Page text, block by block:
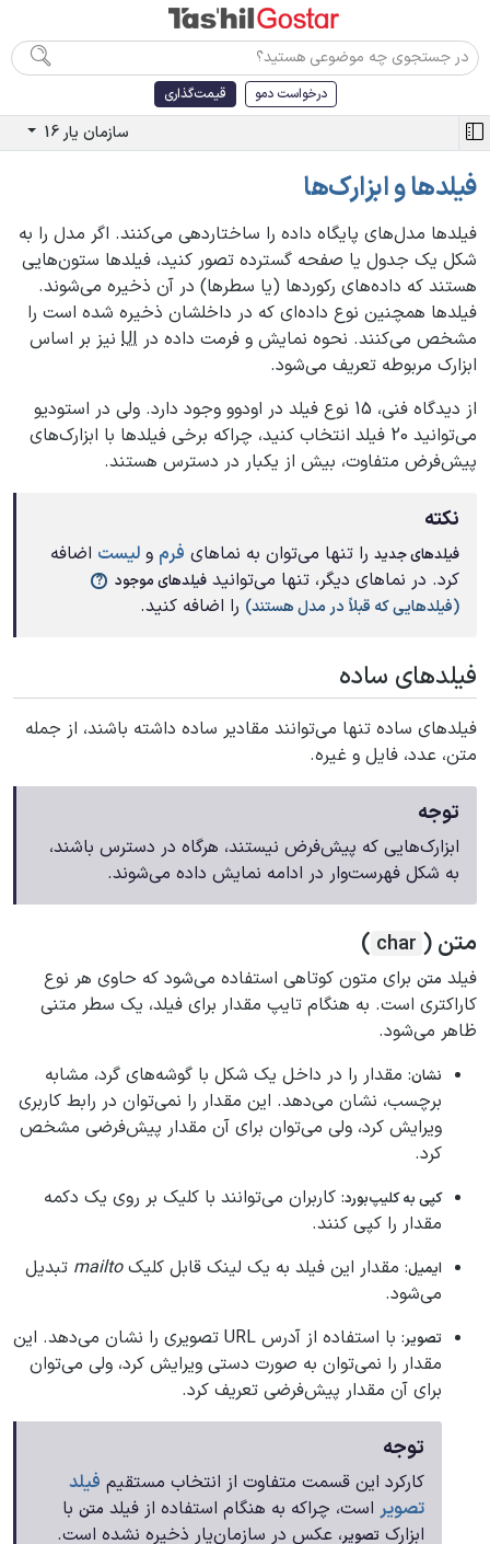
درخواست دمو قیمت‌گذاری
سازمان یار 16
فیلدها و ابزارک‌ها
فیلدها مدل‌های پایگاه داده را ساختاردهی می‌کنند. اگر مدل را به
شکل یک جدول یا صفحه گسترده تصور کنید، فیلدها ستون‌هایی
هستند که داده‌های رکوردها (یا سطرها) در آن ذخیره می‌شوند.
فیلدها همچنین نوع داده‌ای که در داخلشان ذخیره شده است را
مشخص می‌کنند. نحوه نمایش و فرمت داده در UI نیز بر اساس
ابزارک مربوطه تعریف می‌شود.
از دیدگاه فنی، 15 نوع فیلد در اودوو وجود دارد. ولی در استودیو
می‌توانید 20 فیلد انتخاب کنید، چراکه برخی فیلدها با ابزارک‌های
پیش‌فرض متفاوت، بیش از یکبار در دسترس هستند.
نکته
فیلدهای جدید را تنها می‌توان به نماهای فرم و لیست اضافه
کرد. در نماهای دیگر، تنها می‌توانید فیلدهای موجود
(فیلدهایی که قبلاً در مدل هستند) را اضافه کنید.
فیلدهای ساده
فیلدهای ساده تنها می‌توانند مقادیر ساده داشته باشند، از جمله
متن، عدد، فایل و غیره.
توجه
ابزارک‌هایی که پیش‌فرض نیستند، هرگاه در دسترس باشند،
به شکل فهرست‌وار در ادامه نمایش داده می‌شوند.
متن ( char
)
فیلد متن برای متون کوتاهی استفاده می‌شود که حاوی هر نوع
کاراکتری است. به هنگام تایپ مقدار برای فیلد، یک سطر متنی
ظاهر می‌شود.
نشان: مقدار را در داخل یک شکل با گوشه‌های گرد، مشابه
برچسب، نشان می‌دهد. این مقدار را نمی‌توان در رابط کاربری
ویرایش کرد، ولی می‌توان برای آن مقدار پیش‌فرضی مشخص
کرد.
کپی به کلیپ‌بورد: کاربران می‌توانند با کلیک بر روی یک دکمه
مقدار را کپی کنند.
ایمیل: مقدار این فیلد به یک لینک قابل کلیکmailto تبدیل
می‌شود.
تصویر
: با استفاده از آدرس URL تصویری را نشان می‌دهد. این
مقدار را نمی‌توان به صورت دستی ویرایش کرد، ولی می‌توان
برای آن مقدار پیش‌فرضی تعریف کرد.
توجه
کارکرد این قسمت متفاوت از انتخاب مستقیم فیلد
تصویر است، چراکه به هنگام استفاده از فیلد متن با
ابزارک تصویر، عکس در سازمان‌یار ذخیره نشده است.